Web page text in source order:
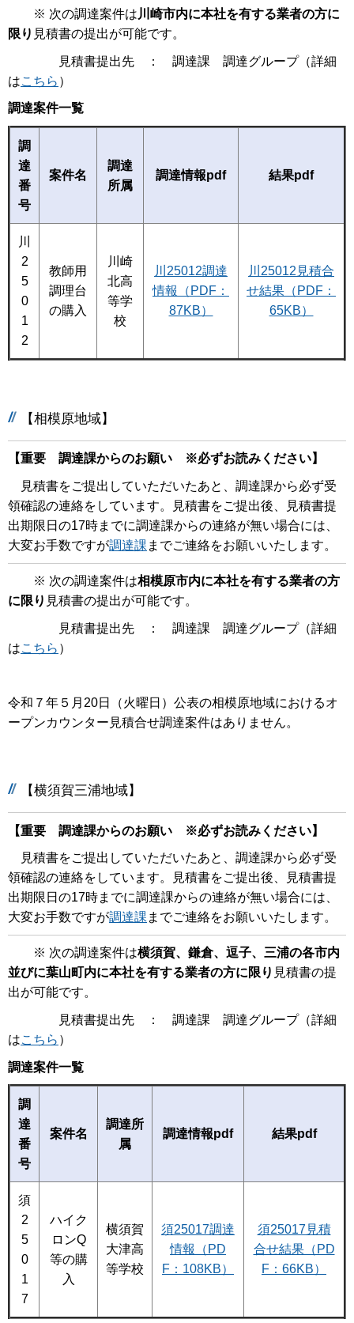
※ 次の調達案件は 川崎市内に本社を有する業者の方に
限り 見積書の提出が可能です。
見積書提出先 ： 調達課 調達グループ（詳細
はこちら ）
調達案件一覧
調
達
番
号
案件名
調達
所属
調達情報pdf 結果pdf
川
2
5
0
1
2
教師用
調理台
の購入
川崎
北高
等学
校
川25012調達
情報（PDF：
87KB）
川25012見積合
せ結果（PDF：
65KB）
【相模原地域】
【重要 調達課からのお願い ※必ずお読みください】
見積書をご提出していただいたあと、調達課から必ず受
領確認の連絡をしています。見積書をご提出後、見積書提
出期限日の17時までに調達課からの連絡が無い場合には、
大変お手数ですが調達課 までご連絡をお願いいたします。
※ 次の調達案件は相模原市内に本社を有する業者の方
に限り 見積書の提出が可能です。
見積書提出先 ： 調達課 調達グループ（詳細
はこちら ）
令和７年５月20日（火曜日）公表の相模原地域におけるオ
ープンカウンター見積合せ調達案件はありません。
【横須賀三浦地域】
【重要 調達課からのお願い ※必ずお読みください】
見積書をご提出していただいたあと、調達課から必ず受
領確認の連絡をしています。見積書をご提出後、見積書提
出期限日の17時までに調達課からの連絡が無い場合には、
大変お手数ですが調達課 までご連絡をお願いいたします。
※ 次の調達案件は横須賀、鎌倉、逗子、三浦の各市内
並びに葉山町内に本社を有する業者の方に限り 見積書の提
出が可能です。
見積書提出先 ： 調達課 調達グループ（詳細
はこちら ）
調達案件一覧
調
達
番
号
案件名
調達所
属
調達情報pdf 結果pdf
須
2
5
0
1
7
ハイク
ロンQ
等の購
入
横須賀
大津高
等学校
須25017調達
情報（PD
F：108KB）
須25017見積
合せ結果（PD
F：66KB）